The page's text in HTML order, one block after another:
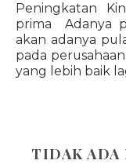
Peningkatan
prima Adanya
akan adanya
pada
yang lebih baik
TIDAK ADA